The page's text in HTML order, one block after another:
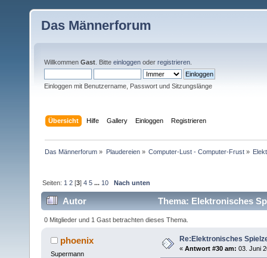
Das Männerforum
Willkommen Gast . Bitte einloggen oder registrieren
Einloggen mit Benutzername, Passwort und Sitzungslänge
Übersicht Hilfe Gallery Einloggen Registrieren
Das Männerforum » Plaudereien» Computer-Lust - Computer-Frust»
Seiten: 1 2 [3]4 5 ... 10 Nach unten
Autor Thema: Elektronisches
0 Mitglieder und 1 Gast betrachten dieses Thema.
phoenix
Supermann
Re:Elektronisches
« Antwort #30 am: 03. Juni